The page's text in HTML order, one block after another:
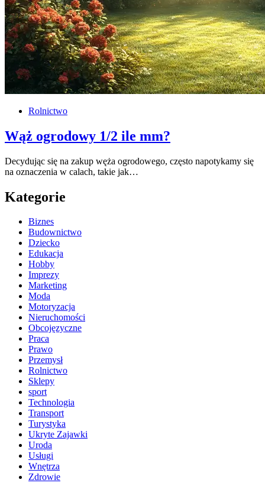
Rolnictwo
Wąż ogrodowy 1/2 ile mm?
Decydując się na zakup węża ogrodowego, często napotykamy się
na oznaczenia w calach, takie jak…
Kategorie
Biznes
Budownictwo
Dziecko
Edukacja
Hobby
Imprezy
Marketing
Moda
Motoryzacja
Nieruchomości
Obcojęzyczne
Praca
Prawo
Przemysł
Rolnictwo
Sklepy
sport
Technologia
Transport
Turystyka
Ukryte Zajawki
Uroda
Usługi
Wnętrza
Zdrowie